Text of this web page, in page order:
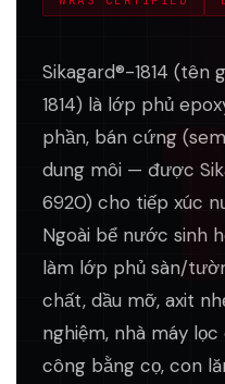
Sikagard®-1814
1814) là lớp phủ
phần, bán cứng
dung môi — được
6920) cho tiếp xúc
Ngoài bể nước sinh
làm lớp phủ sàn/
chất, dầu mỡ, axit
nghiệm, nhà máy lọc
công bằng cọ, con